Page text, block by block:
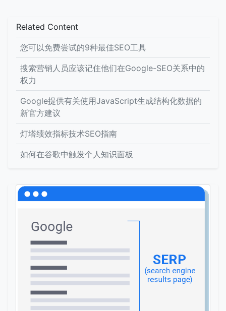
Related Content
您可以免费尝试的9种最佳SEO工具
搜索营销人员应该记住他们在Google-SEO关系中的
权力
Google提供有关使用JavaScript生成结构化数据的
新官方建议
灯塔绩效指标技术SEO指南
如何在谷歌中触发个人知识面板